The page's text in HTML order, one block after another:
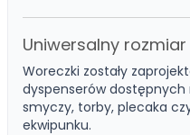
Uniwersalny
Woreczki zostały
dyspenserów
smyczy, torby, plecaka
ekwipunku.